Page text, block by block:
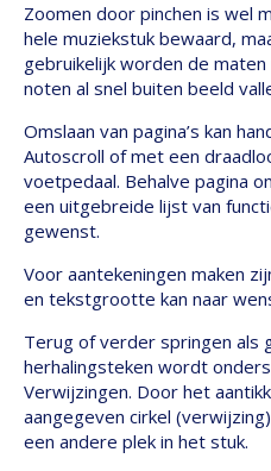
Zoomen door pinchen is wel
hele muziekstuk bewaard,
gebruikelijk worden de
noten al snel buiten beeld
Omslaan van pagina’s kan
Autoscroll of met een
voetpedaal. Behalve pagina
een uitgebreide lijst van
gewenst.
Voor aantekeningen maken
en tekstgrootte kan naar
Terug of verder springen als
herhalingsteken wordt
Verwijzingen. Door het
aangegeven cirkel
een andere plek in het stuk.